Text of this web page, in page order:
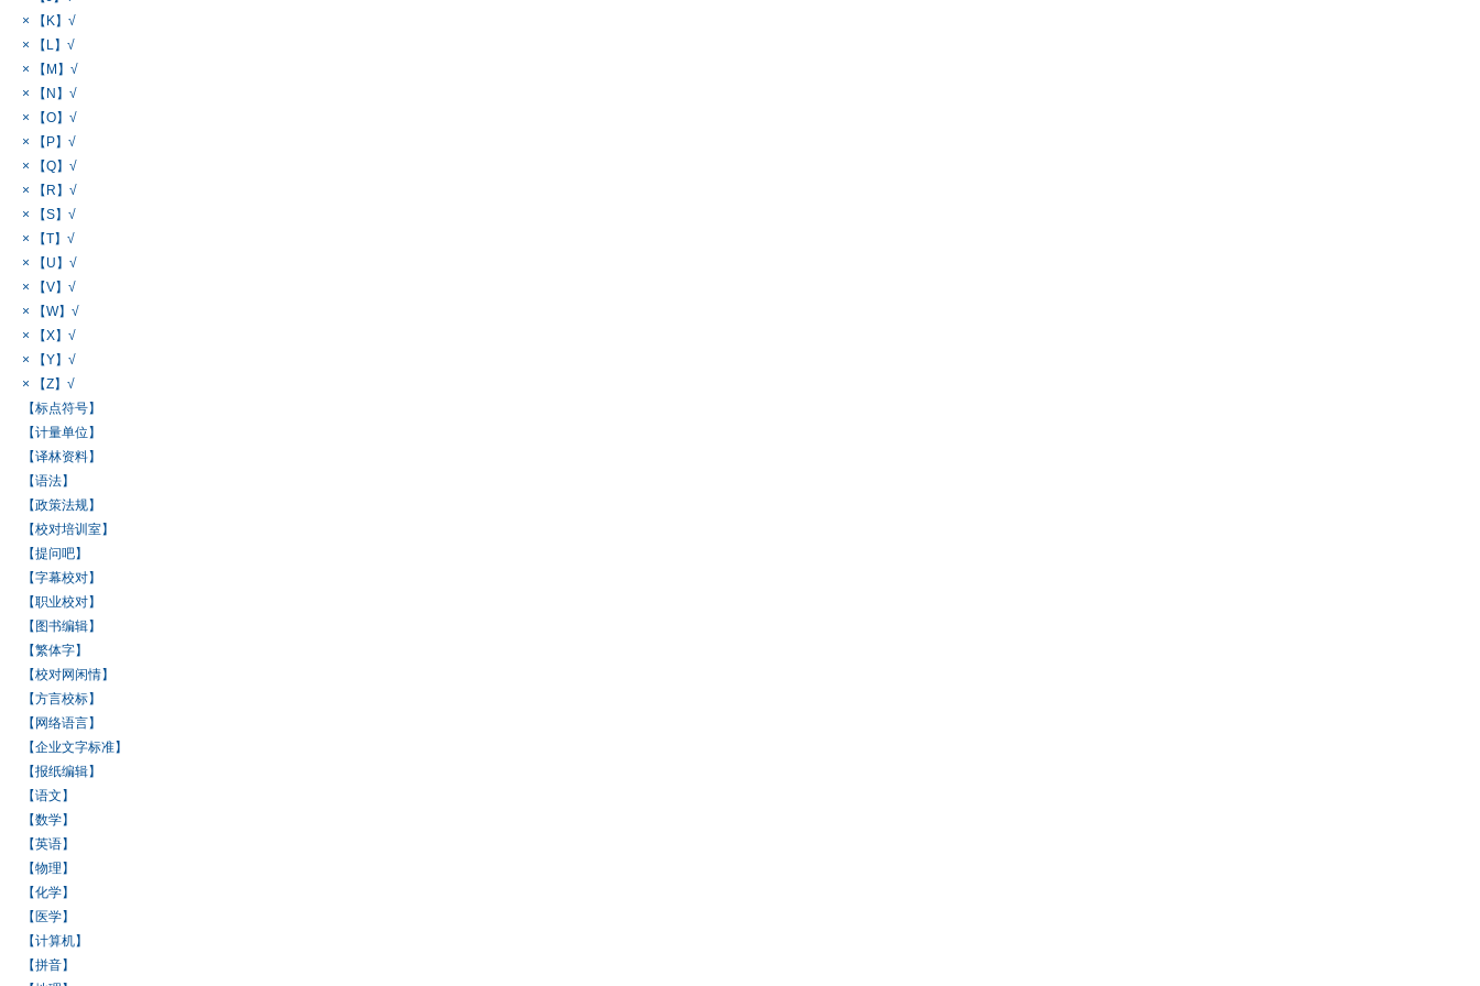
× 【K】√
× 【L】√
× 【M】√
× 【N】√
× 【O】√
× 【P】√
× 【Q】√
× 【R】√
× 【S】√
× 【T】√
× 【U】√
× 【V】√
× 【W】√
× 【X】√
× 【Y】√
× 【Z】√
【标点符号】
【计量单位】
【译林资料】
【语法】
【政策法规】
【校对培训室】
【提问吧】
【字幕校对】
【职业校对】
【图书编辑】
【繁体字】
【校对网闲情】
【方言校标】
【网络语言】
【企业文字标准】
【报纸编辑】
【语文】
【数学】
【英语】
【物理】
【化学】
【医学】
【计算机】
【拼音】